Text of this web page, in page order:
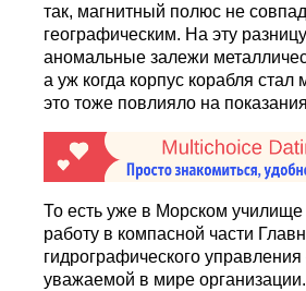
так, магнитный полюс не
географическим. На эту
аномальные залежи
а уж когда корпус корабля стал
это тоже повлияло на
То есть уже в Морском училище
работу в компасной части
гидрографического управления
уважаемой в мире